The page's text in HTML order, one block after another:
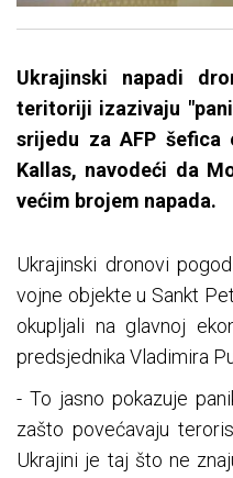
Ukrajinski napadi
teritoriji izazivaju
srijedu za AFP šefica
Kallas, navodeći da
većim brojem napada.
Ukrajinski dronovi
vojne objekte u Sankt
okupljali na glavnoj
predsjednika Vladimira
- To jasno pokazuje
zašto povećavaju
Ukrajini je taj što ne